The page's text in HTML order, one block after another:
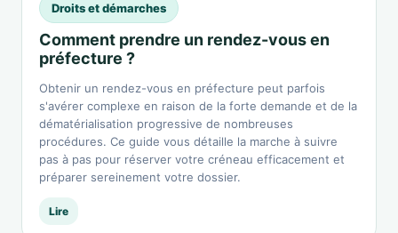
Droits et démarches
Comment prendre un rendez-vous en
préfecture ?
Obtenir un rendez-vous en préfecture peut parfois
s'avérer complexe en raison de la forte demande et de la
dématérialisation progressive de nombreuses
procédures. Ce guide vous détaille la marche à suivre
pas à pas pour réserver votre créneau efficacement et
préparer sereinement votre dossier.
Lire